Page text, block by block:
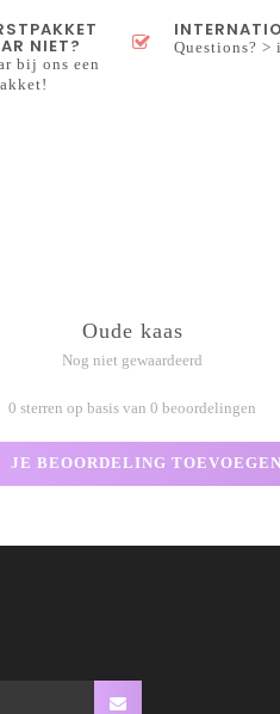
NIET?
bij ons een
Questions? >
Oude kaas
Nog niet gewaardeerd
0 sterren op basis van 0 beoordelingen
JE BEOORDELING TOEVOEGEN